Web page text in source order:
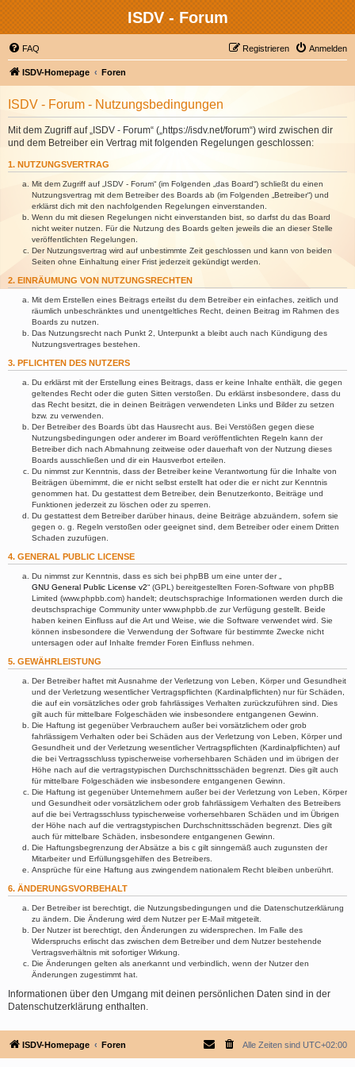
ISDV - Forum
FAQ Anmelden
Registrieren
ISDV-Homepage Foren
ISDV - Forum - Nutzungsbedingungen
Mit dem Zugriff auf „ISDV - Forum“ („https://isdv.net/forum“) wird zwischen dir
und dem Betreiber ein Vertrag mit folgenden Regelungen geschlossen:
1. NUTZUNGSVERTRAG
Mit dem Zugriff auf „ISDV - Forum“ (im Folgenden „das Board“) schließt du einen
Nutzungsvertrag mit dem Betreiber des Boards ab (im Folgenden „Betreiber“) und
erklärst dich mit den nachfolgenden Regelungen einverstanden.
Wenn du mit diesen Regelungen nicht einverstanden bist, so darfst du das Board
nicht weiter nutzen. Für die Nutzung des Boards gelten jeweils die an dieser Stelle
veröffentlichten Regelungen.
Der Nutzungsvertrag wird auf unbestimmte Zeit geschlossen und kann von beiden
Seiten ohne Einhaltung einer Frist jederzeit gekündigt werden.
2. EINRÄUMUNG VON NUTZUNGSRECHTEN
Mit dem Erstellen eines Beitrags erteilst du dem Betreiber ein einfaches, zeitlich und
räumlich unbeschränktes und unentgeltliches Recht, deinen Beitrag im Rahmen des
Boards zu nutzen.
Das Nutzungsrecht nach Punkt 2, Unterpunkt a bleibt auch nach Kündigung des
Nutzungsvertrages bestehen.
3. PFLICHTEN DES NUTZERS
Du erklärst mit der Erstellung eines Beitrags, dass er keine Inhalte enthält, die gegen
geltendes Recht oder die guten Sitten verstoßen. Du erklärst insbesondere, dass du
das Recht besitzt, die in deinen Beiträgen verwendeten Links und Bilder zu setzen
bzw. zu verwenden.
Der Betreiber des Boards übt das Hausrecht aus. Bei Verstößen gegen diese
Nutzungsbedingungen oder anderer im Board veröffentlichten Regeln kann der
Betreiber dich nach Abmahnung zeitweise oder dauerhaft von der Nutzung dieses
Boards ausschließen und dir ein Hausverbot erteilen.
Du nimmst zur Kenntnis, dass der Betreiber keine Verantwortung für die Inhalte von
Beiträgen übernimmt, die er nicht selbst erstellt hat oder die er nicht zur Kenntnis
genommen hat. Du gestattest dem Betreiber, dein Benutzerkonto, Beiträge und
Funktionen jederzeit zu löschen oder zu sperren.
Du gestattest dem Betreiber darüber hinaus, deine Beiträge abzuändern, sofern sie
gegen o. g. Regeln verstoßen oder geeignet sind, dem Betreiber oder einem Dritten
Schaden zuzufügen.
4. GENERAL PUBLIC LICENSE
Du nimmst zur Kenntnis, dass es sich bei phpBB um eine unter der „
GNU General Public License v2“ (GPL) bereitgestellten Foren-Software von phpBB
Limited (www.phpbb.com) handelt; deutschsprachige Informationen werden durch die
deutschsprachige Community unter www.phpbb.de zur Verfügung gestellt. Beide
haben keinen Einfluss auf die Art und Weise, wie die Software verwendet wird. Sie
können insbesondere die Verwendung der Software für bestimmte Zwecke nicht
untersagen oder auf Inhalte fremder Foren Einfluss nehmen.
5. GEWÄHRLEISTUNG
Der Betreiber haftet mit Ausnahme der Verletzung von Leben, Körper und Gesundheit
und der Verletzung wesentlicher Vertragspflichten (Kardinalpflichten) nur für Schäden,
die auf ein vorsätzliches oder grob fahrlässiges Verhalten zurückzuführen sind. Dies
gilt auch für mittelbare Folgeschäden wie insbesondere entgangenen Gewinn.
Die Haftung ist gegenüber Verbrauchern außer bei vorsätzlichem oder grob
fahrlässigem Verhalten oder bei Schäden aus der Verletzung von Leben, Körper und
Gesundheit und der Verletzung wesentlicher Vertragspflichten (Kardinalpflichten) auf
die bei Vertragsschluss typischerweise vorhersehbaren Schäden und im übrigen der
Höhe nach auf die vertragstypischen Durchschnittsschäden begrenzt. Dies gilt auch
für mittelbare Folgeschäden wie insbesondere entgangenen Gewinn.
Die Haftung ist gegenüber Unternehmern außer bei der Verletzung von Leben, Körper
und Gesundheit oder vorsätzlichem oder grob fahrlässigem Verhalten des Betreibers
auf die bei Vertragsschluss typischerweise vorhersehbaren Schäden und im Übrigen
der Höhe nach auf die vertragstypischen Durchschnittsschäden begrenzt. Dies gilt
auch für mittelbare Schäden, insbesondere entgangenen Gewinn.
Die Haftungsbegrenzung der Absätze a bis c gilt sinngemäß auch zugunsten der
Mitarbeiter und Erfüllungsgehilfen des Betreibers.
Ansprüche für eine Haftung aus zwingendem nationalem Recht bleiben unberührt.
6. ÄNDERUNGSVORBEHALT
Der Betreiber ist berechtigt, die Nutzungsbedingungen und die Datenschutzerklärung
zu ändern. Die Änderung wird dem Nutzer per E-Mail mitgeteilt.
Der Nutzer ist berechtigt, den Änderungen zu widersprechen. Im Falle des
Widerspruchs erlischt das zwischen dem Betreiber und dem Nutzer bestehende
Vertragsverhältnis mit sofortiger Wirkung.
Die Änderungen gelten als anerkannt und verbindlich, wenn der Nutzer den
Änderungen zugestimmt hat.
Informationen über den Umgang mit deinen persönlichen Daten sind in der
Datenschutzerklärung enthalten.
ISDV-Homepage Foren Alle Zeiten sind UTC+02:00